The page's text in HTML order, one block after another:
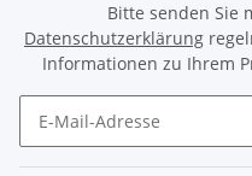
Bitte senden Sie
Datenschutzerklärung
Informationen zu Ihrem